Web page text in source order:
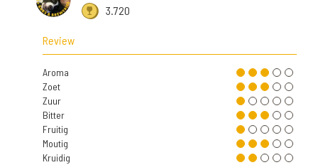
3.720
Review
Aroma
Zoet
Zuur
Bitter
Fruitig
Moutig
Kruidig